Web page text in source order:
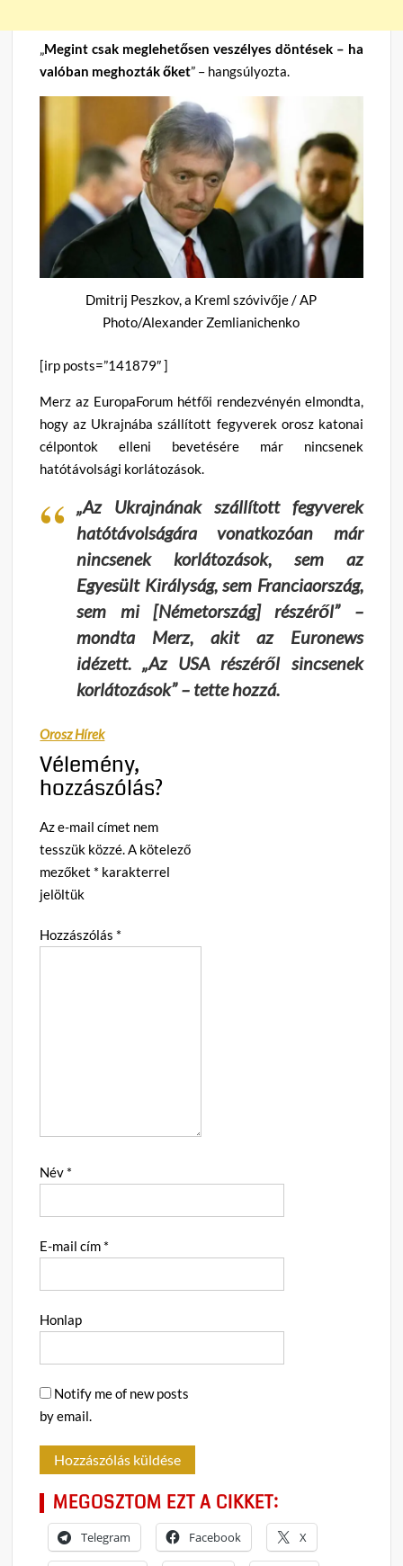
„Megint csak meglehetősen veszélyes döntések – ha
valóban meghozták őket” – hangsúlyozta.
Dmitrij Peszkov, a Kreml szóvivője / AP
Photo/Alexander Zemlianichenko
[irp posts=”141879″ ]
Merz az EuropaForum hétfői rendezvényén elmondta,
hogy az Ukrajnába szállított fegyverek orosz katonai
célpontok elleni bevetésére már nincsenek
hatótávolsági korlátozások.
„Az Ukrajnának szállított fegyverek
hatótávolságára vonatkozóan már
nincsenek korlátozások, sem az
Egyesült Királyság, sem Franciaország,
sem mi [Németország] részéről” –
mondta Merz, akit az Euronews
idézett.„Az USA részéről sincsenek
korlátozások”– tette hozzá.
Orosz Hírek
Vélemény,
hozzászólás?
Az e-mail címet nem
tesszük közzé.A kötelező
mezőket * karakterrel
jelöltük
Hozzászólás *
Név *
E-mail cím *
Honlap
Notify me of new posts
by email.
MEGOSZTOM EZT A CIKKET:
Telegram Facebook X